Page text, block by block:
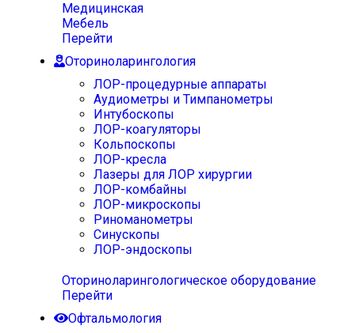
Медицинская
Мебель
Перейти
Оториноларингология
ЛОР-процедурные аппараты
Аудиометры и Тимпанометры
Интубоскопы
ЛОР-коагуляторы
Кольпоскопы
ЛОР-кресла
Лазеры для ЛОР хирургии
ЛОР-комбайны
ЛОР-микроскопы
Риноманометры
Синускопы
ЛОР-эндоскопы
Оториноларингологическое оборудование
Перейти
Офтальмология